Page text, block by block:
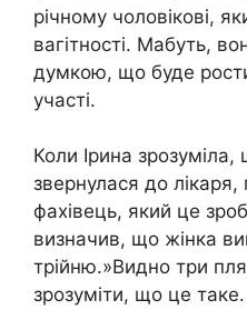
річному чоловікові,
вагітності. Мабуть,
думкою, що буде
участі.
Коли Ірина зрозуміла,
звернулася до
фахівець, який це
визначив, що жінка
трійню.»Видно три
зрозуміти, що це